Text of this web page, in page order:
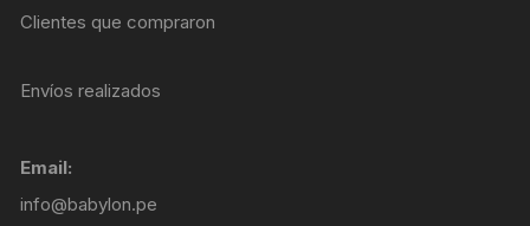
Clientes que compraron
Envíos realizados
Email:
info@babylon.pe